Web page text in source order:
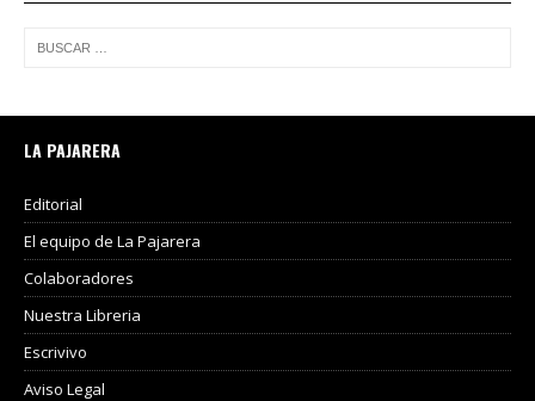
LA PAJARERA
Editorial
El equipo de La Pajarera
Colaboradores
Nuestra Libreria
Escrivivo
Aviso Legal